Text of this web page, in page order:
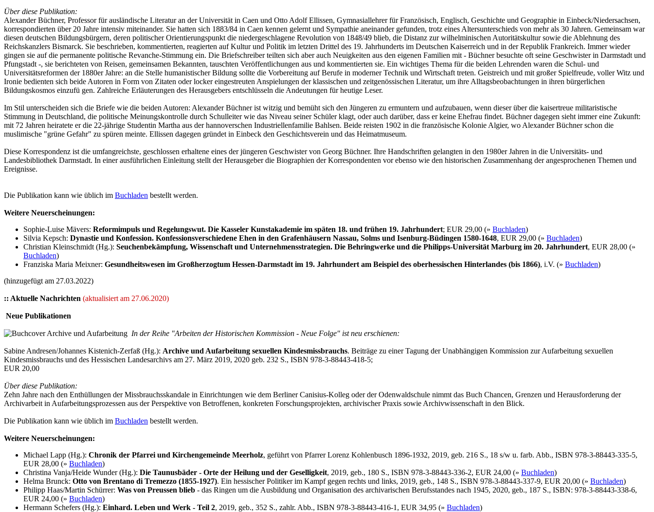
Über diese Publikation:
Alexander Büchner, Professor für ausländische Literatur an der Universität in Caen und Otto Adolf Ellissen, Gymnasiallehrer für Französisch, Englisch, Geschichte und Geographie in Einbeck/Niedersachsen,
korrespondierten über 20 Jahre intensiv miteinander. Sie hatten sich 1883/84 in Caen kennen gelernt und Sympathie aneinander gefunden, trotz eines Altersunterschieds von mehr als 30 Jahren. Gemeinsam war
diesen deutschen Bildungsbürgern, deren politischer Orientierungspunkt die niedergeschlagene Revolution von 1848/49 blieb, die Distanz zur wilhelminischen Autoritätskultur sowie die Ablehnung des
Reichskanzlers Bismarck. Sie beschrieben, kommentierten, reagierten auf Kultur und Politik im letzten Drittel des 19. Jahrhunderts im Deutschen Kaiserreich und in der Republik Frankreich. Immer wieder
gingen sie auf die permanente politische Revanche-Stimmung ein. Die Briefschreiber teilten sich aber auch Neuigkeiten aus den eigenen Familien mit - Büchner besuchte oft seine Geschwister in Darmstadt und
Pfungstadt -, sie berichteten von Reisen, gemeinsamen Bekannten, tauschten Veröffentlichungen aus und kommentierten sie. Ein wichtiges Thema für die beiden Lehrenden waren die Schul- und
Universitätsreformen der 1880er Jahre: an die Stelle humanistischer Bildung sollte die Vorbereitung auf Berufe in moderner Technik und Wirtschaft treten. Geistreich und mit großer Spielfreude, voller Witz und
Ironie bedienten sich beide Autoren in Form von Zitaten oder locker eingestreuten Anspielungen der klassischen und zeitgenössischen Literatur, um ihre Alltagsbeobachtungen in ihren bürgerlichen
Bildungskosmos einzufü gen. Zahlreiche Erläuterungen des Herausgebers entschlüsseln die Andeutungen für heutige Leser.
Im Stil unterscheiden sich die Briefe wie die beiden Autoren: Alexander Büchner ist witzig und bemüht sich den Jüngeren zu ermuntern und aufzubauen, wenn dieser über die kaisertreue militaristische
Stimmung in Deutschland, die politische Meinungskontrolle durch Schulleiter wie das Niveau seiner Schüler klagt, oder auch darüber, dass er keine Ehefrau findet. Büchner dagegen sieht immer eine Zukunft:
mit 72 Jahren heiratete er die 22-jährige Studentin Martha aus der hannoverschen Industriellenfamilie Bahlsen. Beide reisten 1902 in die französische Kolonie Algier, wo Alexander Büchner schon die
muslimische "grüne Gefahr" zu spüren meinte. Ellissen dagegen gründet in Einbeck den Geschichtsverein und das Heimatmuseum.
Diese Korrespondenz ist die umfangreichste, geschlossen erhaltene eines der jüngeren Geschwister von Georg Büchner. Ihre Handschriften gelangten in den 1980er Jahren in die Universitäts- und
Landesbibliothek Darmstadt. In einer ausführlichen Einleitung stellt der Herausgeber die Biographien der Korrespondenten vor ebenso wie den historischen Zusammenhang der angesprochenen Themen und
Ereignisse.
Die Publikation kann wie üblich im Buchladen bestellt werden.
Weitere Neuerscheinungen:
Sophie-Luise Mävers: Reformimpuls und Regelungswut. Die Kasseler Kunstakademie im späten 18. und frühen 19. Jahrhundert; EUR 29,00 (» Buchladen)
Silvia Kepsch: Dynastie und Konfession. Konfessionsverschiedene Ehen in den Grafenhäusern Nassau, Solms und Isenburg-Büdingen 1580-1648, EUR 29,00 (» Buchladen)
Christian Kleinschmidt (Hg.): Seuchenbekämpfung, Wissenschaft und Unternehmensstrategien. Die Behringwerke und die Philipps-Universität Marburg im 20. Jahrhundert, EUR 28,00 (»
Buchladen)
Franziska Maria Meixner: Gesundheitswesen im Großherzogtum Hessen-Darmstadt im 19. Jahrhundert am Beispiel des oberhessischen Hinterlandes (bis 1866), i.V. (» Buchladen)
(hinzugefügt am 27.03.2022)
:: Aktuelle Nachrichten (aktualisiert am 27.06.2020)
Neue Publikationen
In der Reihe "Arbeiten der Historischen Kommission - Neue Folge" ist neu erschienen:
Sabine Andresen/Johannes Kistenich-Zerfaß (Hg.): Archive und Aufarbeitung sexuellen Kindesmissbrauchs. Beiträge zu einer Tagung der Unabhängigen Kommission zur Aufarbeitung sexuellen
Kindesmissbrauchs und des Hessischen Landesarchivs am 27. März 2019, 2020 geb. 232 S., ISBN 978-3-88443-418-5;
EUR 20,00
Über diese Publikation:
Zehn Jahre nach den Enthüllungen der Missbrauchsskandale in Einrichtungen wie dem Berliner Canisius-Kolleg oder der Odenwaldschule nimmt das Buch Chancen, Grenzen und Herausforderung der
Archivarbeit in Aufarbeitungsprozessen aus der Perspektive von Betroffenen, konkreten Forschungsprojekten, archivischer Praxis sowie Archivwissenschaft in den Blick.
Die Publikation kann wie üblich im Buchladen bestellt werden.
Weitere Neuerscheinungen:
Michael Lapp (Hg.): Chronik der Pfarrei und Kirchengemeinde Meerholz, geführt von Pfarrer Lorenz Kohlenbusch 1896-1932, 2019, geb. 216 S., 18 s/w u. farb. Abb., ISBN 978-3-88443-335-5,
EUR 28,00 (» Buchladen)
Christina Vanja/Heide Wunder (Hg.): Die Taunusbäder - Orte der Heilung und der Geselligkeit, 2019, geb., 180 S., ISBN 978-3-88443-336-2, EUR 24,00 (» Buchladen)
Helma Brunck: Otto von Brentano di Tremezzo (1855-1927). Ein hessischer Politiker im Kampf gegen rechts und links, 2019, geb., 148 S., ISBN 978-3-88443-337-9, EUR 20,00 (» Buchladen)
Philipp Haas/Martin Schürrer: Was von Preussen blieb - das Ringen um die Ausbildung und Organisation des archivarischen Berufsstandes nach 1945, 2020, geb., 187 S., ISBN: 978-3-88443-338-6,
EUR 24,00 (» Buchladen)
Hermann Schefers (Hg.): Einhard. Leben und Werk - Teil 2, 2019, geb., 352 S., zahlr. Abb., ISBN 978-3-88443-416-1, EUR 34,95 (» Buchladen)